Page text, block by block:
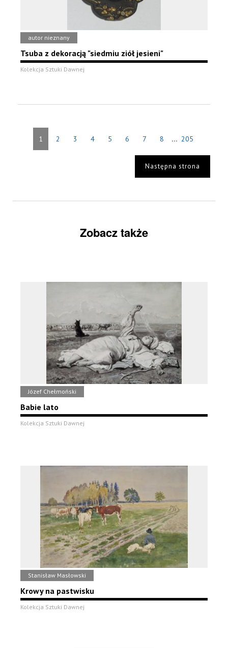
autor nieznany
Tsuba z dekoracją "siedmiu ziół jesieni"
Kolekcja Sztuki Dawnej
1 2 3 4 5 6 7 8 ... 205
Następna strona
Zobacz także
Józef Chełmoński
Babie lato
Kolekcja Sztuki Dawnej
Stanisław Masłowski
Krowy na pastwisku
Kolekcja Sztuki Dawnej